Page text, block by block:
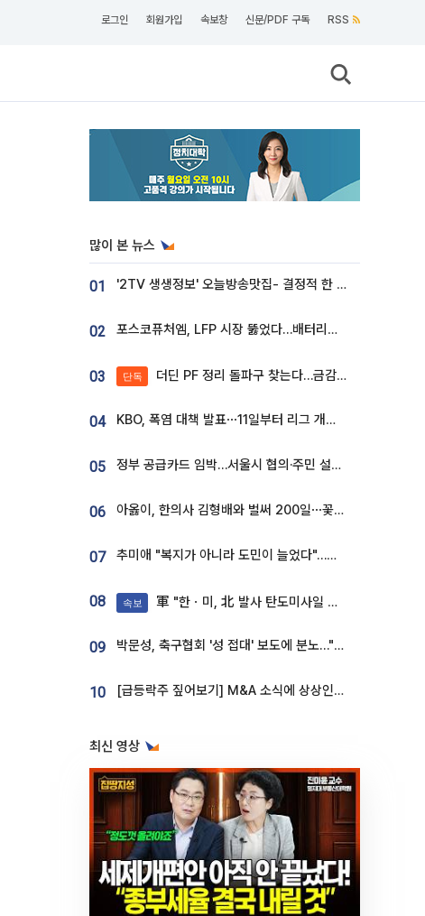
로그인 회원가입 속보창 신문/PDF 구독 RSS
많이 본 뉴스
01 '2TV 생생정보' 오늘방송맛집- 결정적 한 수, 3종 메밀면! 메밀 소바 맛집 '의○○○○'
02 포스코퓨처엠, LFP 시장 뚫었다…배터리사와 대규모 장기 공급 합의
03 단독 더딘 PF 정리 돌파구 찾는다…금감원, 1년 반 만에 매각설명회 재개
04 KBO, 폭염 대책 발표⋯11일부터 리그 개시ㆍ경기 오후 7시 시작
05 정부 공급카드 임박…서울시 협의·주민 설득이 성패 가른다 [부동산 해법 전쟁]
06 아옳이, 한의사 김형배와 벌써 200일⋯꽃다발 들고 "프러포즈 아냐"
07 추미애 "복지가 아니라 도민이 늘었다"…재정난 책임론 정면돌파
08 속보 軍 "한ㆍ미, 北 발사 탄도미사일 제원 정밀분석 중"
09 박문성, 축구협회 '성 접대' 보도에 분노…"다 말아먹으려고 작정했나"
10 [급등락주 짚어보기] M&A 소식에 상상인증권ㆍ유니켐 ‘상한가’⋯유증 제동 걸린 SK디앤디↑
최신 영상